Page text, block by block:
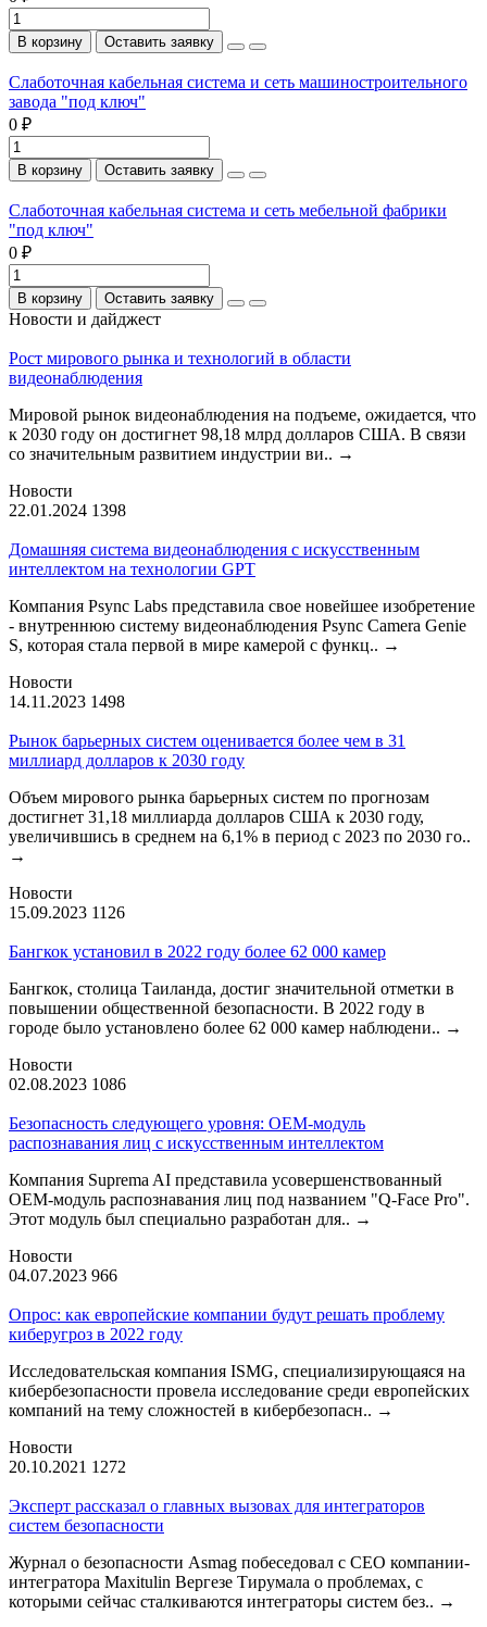
В корзину Оставить заявку
Слаботочная кабельная система и сеть машиностроительного
завода "под ключ"
0 ₽
В корзину Оставить заявку
Слаботочная кабельная система и сеть мебельной фабрики
"под ключ"
0 ₽
В корзину Оставить заявку
Новости и дайджест
Рост мирового рынка и технологий в области
видеонаблюдения
Мировой рынок видеонаблюдения на подъеме, ожидается, что
к 2030 году он достигнет 98,18 млрд долларов США. В связи
со значительным развитием индустрии ви.. →
Новости
22.01.2024 1398
Домашняя система видеонаблюдения с искусственным
интеллектом на технологии GPT
Компания Psync Labs представила свое новейшее изобретение
- внутреннюю систему видеонаблюдения Psync Camera Genie
S, которая стала первой в мире камерой с функц.. →
Новости
14.11.2023 1498
Рынок барьерных систем оценивается более чем в 31
миллиард долларов к 2030 году
Объем мирового рынка барьерных систем по прогнозам
достигнет 31,18 миллиарда долларов США к 2030 году,
увеличившись в среднем на 6,1% в период с 2023 по 2030 го..
→
Новости
15.09.2023 1126
Бангкок установил в 2022 году более 62 000 камер
Бангкок, столица Таиланда, достиг значительной отметки в
повышении общественной безопасности. В 2022 году в
городе было установлено более 62 000 камер наблюдени.. →
Новости
02.08.2023 1086
Безопасность следующего уровня: OEM-модуль
распознавания лиц с искусственным интеллектом
Компания Suprema AI представила усовершенствованный
OEM-модуль распознавания лиц под названием "Q-Face Pro".
Этот модуль был специально разработан для.. →
Новости
04.07.2023 966
Опрос: как европейские компании будут решать проблему
киберугроз в 2022 году
Исследовательская компания ISMG, специализирующаяся на
кибербезопасности провела исследование среди европейских
компаний на тему сложностей в кибербезопасн.. →
Новости
20.10.2021 1272
Эксперт рассказал о главных вызовах для интеграторов
систем безопасности
Журнал о безопасности Asmag побеседовал с CEO компании-
интегратора Maxitulin Вергезе Тирумала о проблемах, с
которыми сейчас сталкиваются интеграторы систем без.. →